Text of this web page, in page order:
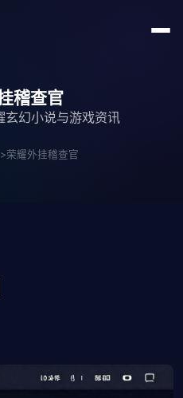
稽查官
幻小说与游戏资讯
>荣耀外挂稽查官